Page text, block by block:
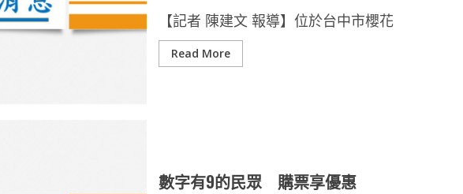
【記者 陳建文 報導】位於台中市櫻花
Read More
數字有9的民眾 購票享優惠